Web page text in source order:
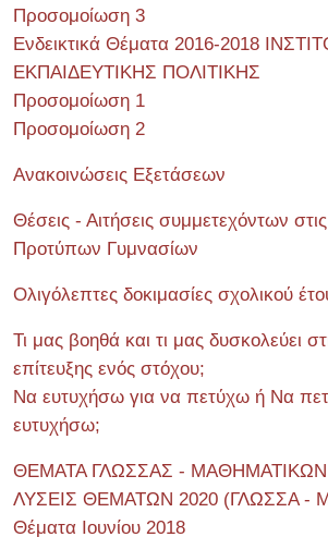
Προσομοίωση 3
Ενδεικτικά Θέματα 2016-2018
ΕΚΠΑΙΔΕΥΤΙΚΗΣ ΠΟΛΙΤΙΚΗΣ
Προσομοίωση 1
Προσομοίωση 2
Ανακοινώσεις Εξετάσεων
Θέσεις - Αιτήσεις συμμετεχόντων
Προτύπων Γυμνασίων
Ολιγόλεπτες δοκιμασίες σχολικού
Τι μας βοηθά και τι μας δυσκολεύει
επίτευξης ενός στόχου;
Να ευτυχήσω για να πετύχω ή Να
ευτυχήσω;
ΘΕΜΑΤΑ ΓΛΩΣΣΑΣ - ΜΑΘΗΜΑΤΙΚΩΝ
ΛΥΣΕΙΣ ΘΕΜΑΤΩΝ 2020 (ΓΛΩΣΣΑ -
Θέματα Ιουνίου 2018